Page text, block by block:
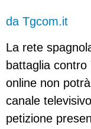
da Tgcom.it
La rete
battaglia
online non
canale
petizione